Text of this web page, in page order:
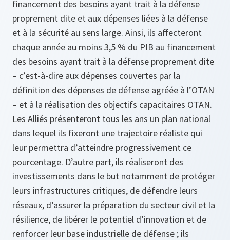
financement des besoins ayant trait à la défense
proprement dite et aux dépenses liées à la défense
et à la sécurité au sens large. Ainsi, ils affecteront
chaque année au moins 3,5 % du PIB au financement
des besoins ayant trait à la défense proprement dite
– c’est-à-dire aux dépenses couvertes par la
définition des dépenses de défense agréée à l’OTAN
– et à la réalisation des objectifs capacitaires OTAN.
Les Alliés présenteront tous les ans un plan national
dans lequel ils fixeront une trajectoire réaliste qui
leur permettra d’atteindre progressivement ce
pourcentage. D’autre part, ils réaliseront des
investissements dans le but notamment de protéger
leurs infrastructures critiques, de défendre leurs
réseaux, d’assurer la préparation du secteur civil et la
résilience, de libérer le potentiel d’innovation et de
renforcer leur base industrielle de défense ; ils